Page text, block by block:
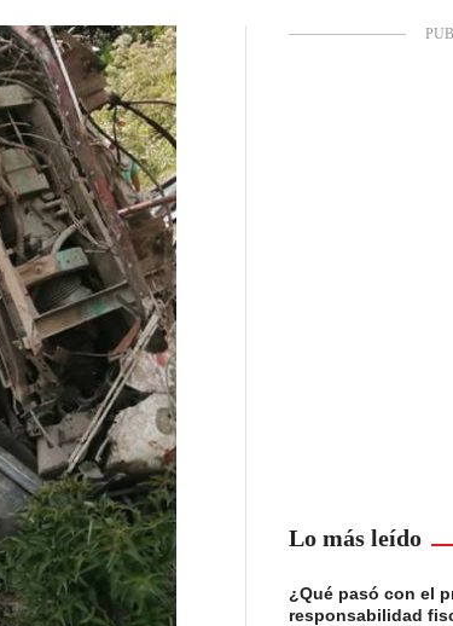
Lo más leído
¿Qué pasó con el
responsabilidad